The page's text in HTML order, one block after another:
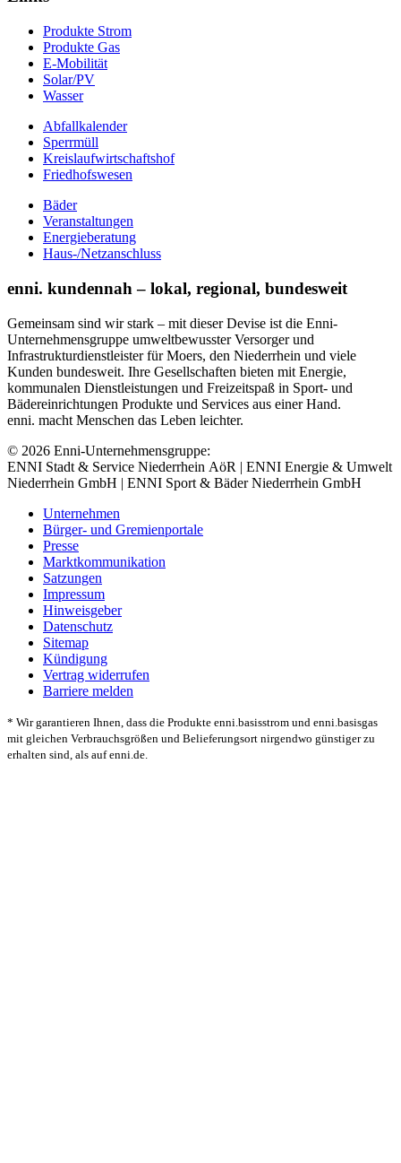
Produkte Strom
Produkte Gas
E-Mobilität
Solar/PV
Wasser
Abfallkalender
Sperrmüll
Kreislaufwirtschaftshof
Friedhofswesen
Bäder
Veranstaltungen
Energieberatung
Haus-/Netzanschluss
enni. kundennah – lokal, regional, bundesweit
Gemeinsam sind wir stark – mit dieser Devise ist die Enni-
Unternehmensgruppe umweltbewusster Versorger und
Infrastrukturdienstleister für Moers, den Niederrhein und viele
Kunden bundesweit. Ihre Gesellschaften bieten mit Energie,
kommunalen Dienstleistungen und Freizeitspaß in Sport- und
Bädereinrichtungen Produkte und Services aus einer Hand.
enni. macht Menschen das Leben leichter.
© 2026 Enni-Unternehmensgruppe:
ENNI Stadt & Service Niederrhein AöR | ENNI Energie & Umwelt
Niederrhein GmbH | ENNI Sport & Bäder Niederrhein GmbH
Unternehmen
Bürger- und Gremienportale
Presse
Marktkommunikation
Satzungen
Impressum
Hinweisgeber
Datenschutz
Sitemap
Kündigung
Vertrag widerrufen
Barriere melden
* Wir garantieren Ihnen, dass die Produkte enni.basisstrom und enni.basisgas
mit gleichen Verbrauchsgrößen und Belieferungsort nirgendwo günstiger zu
erhalten sind, als auf enni.de.